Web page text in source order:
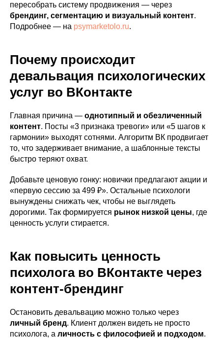
пересобрать систему продвижения — через
брендинг, сегментацию и визуальный контент.
Подробнее — на psymarketolo.ru.
Почему происходит
девальвация психологических
услуг во ВКонтакте
Главная причина — однотипный и обезличенный
контент. Посты «3 признака тревоги» или «5 шагов к
гармонии» выходят сотнями. Алгоритм ВК продвигает
то, что задерживает внимание, а шаблонные тексты
быстро теряют охват.
Добавьте ценовую гонку: новички предлагают акции и
«первую сессию за 499 ₽». Остальные психологи
вынуждены снижать чек, чтобы не выглядеть
дорогими. Так формируется рынок низкой цены, где
ценность услуги стирается.
Как повысить ценность
психолога во ВКонтакте через
контент-брендинг
Остановить девальвацию можно только через
личный бренд. Клиент должен видеть не просто
психолога, а личность с философией и подходом.